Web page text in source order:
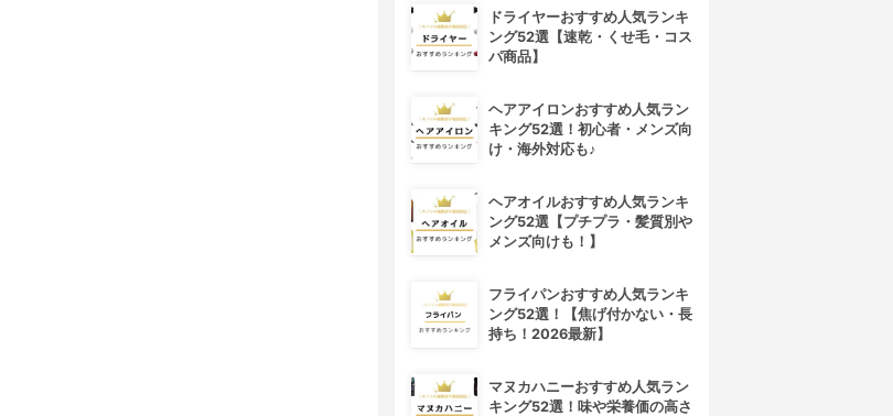
ドライヤーおすすめ人気ランキ
ング52選【速乾・くせ毛・コス
パ商品】
ヘアアイロンおすすめ人気ラン
キング52選！初心者・メンズ向
け・海外対応も♪
ヘアオイルおすすめ人気ランキ
ング52選【プチプラ・髪質別や
メンズ向けも！】
フライパンおすすめ人気ランキ
ング52選！【焦げ付かない・長
持ち！2026最新】
マヌカハニーおすすめ人気ラン
キング52選！味や栄養価の高さ